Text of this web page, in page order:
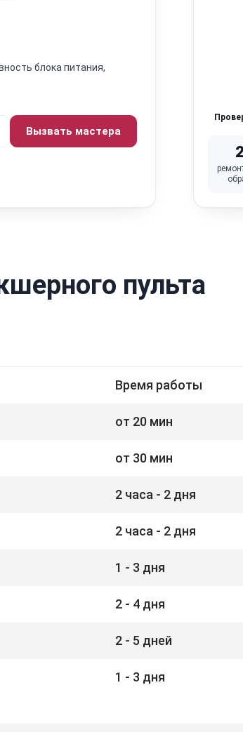
блока питания,
Вызвать мастера
пульта
Время работы
от 20 мин
от 30 мин
2 часа - 2 дня
2 часа - 2 дня
1 - 3 дня
2 - 4 дня
2 - 5 дней
1 - 3 дня